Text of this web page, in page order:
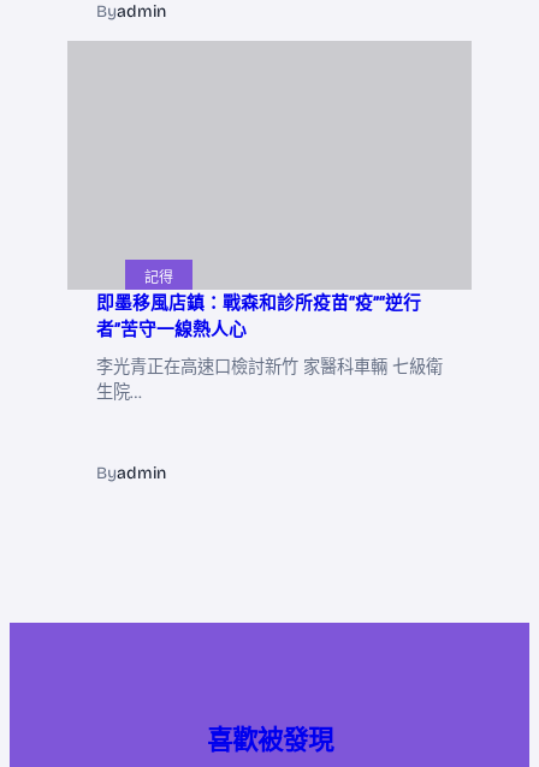
Byadmin
記得
即墨移風店鎮：戰森和診所疫苗“疫”“逆行
者”苦守一線熱人心
李光青正在高速口檢討新竹 家醫科車輛 七級衛
生院…
Byadmin
喜歡被發現